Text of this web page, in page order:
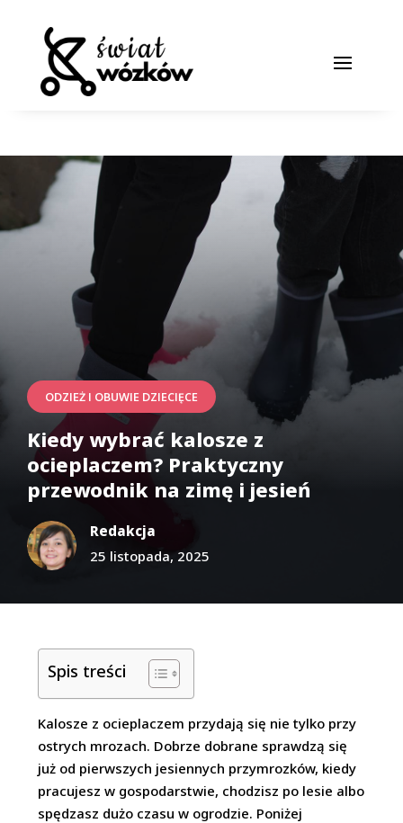
ODZIEŻ I OBUWIE DZIECIĘCE
​Kiedy wybrać kalosze z
ocieplaczem? Praktyczny
przewodnik na zimę i jesień
Redakcja
25 listopada, 2025
Spis treści
Kalosze z ocieplaczem przydają się nie tylko przy
ostrych mrozach. Dobrze dobrane sprawdzą się
już od pierwszych jesiennych przymrozków, kiedy
pracujesz w gospodarstwie, chodzisz po lesie albo
spędzasz dużo czasu w ogrodzie. Poniżej